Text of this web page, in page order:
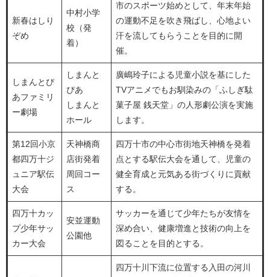
新春はしり
ぞめ
中村小学
校（発
着）
市のスポーツ始めとして、年末年始
の運動不足を吹き飛ばし、心地よい
汗を流してもらうことを目的に開
催。
しまんとぴ
あファミリ
ー劇場
しまんと
ぴあ
しまんと
ホール
廣嶋玲子による児童小説を基にした
TVアニメでもお馴染みの「ふしぎ駄
菓子屋 銭天堂」の人形劇公演を実施
します。
第12回小京
都四万十ジ
ュニア駅伝
大会
天神橋商
店街発着
周回コー
ス
四万十市の中心市街地天神橋を発着
点とする駅伝大会を通して、児童の
健全育成と元気ある街づくりに貢献
する。
四万十カッ
プ少年サッ
カー大会
安並運動
公園他
サッカーを通じて少年たちが友情を
深め合い、健康増進と技術の向上を
図ることを目的とする。
四万十川下流に位置する入田の河川